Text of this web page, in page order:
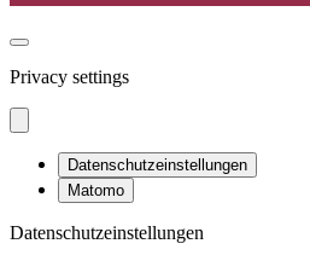
Privacy settings
Datenschutzeinstellungen
Matomo
Datenschutzeinstellungen